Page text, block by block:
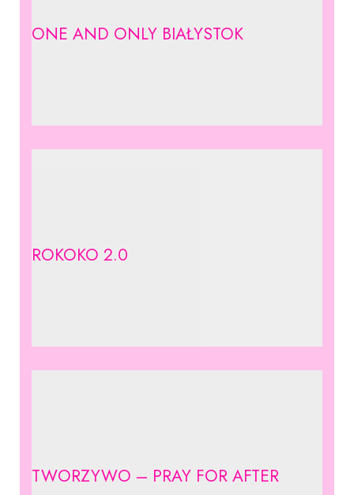
ONE AND ONLY BIAŁYSTOK
ROKOKO 2.0
TWORZYWO – PRAY FOR AFTER